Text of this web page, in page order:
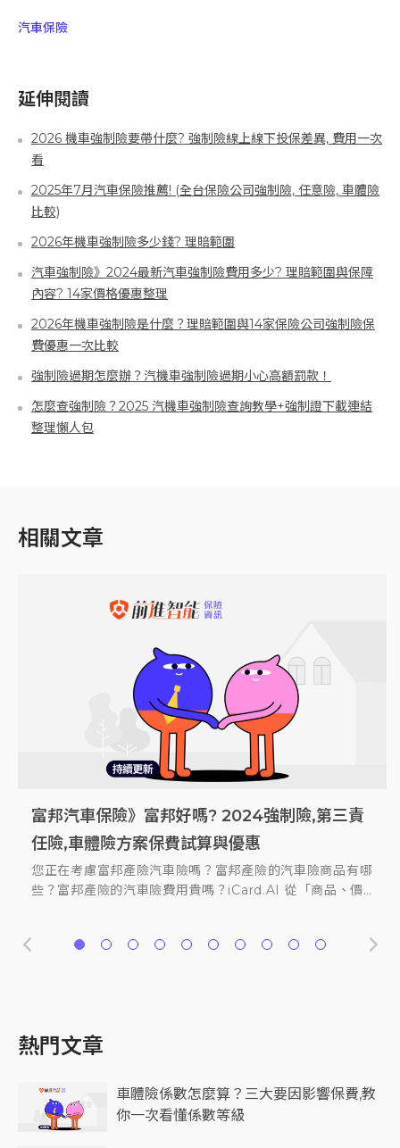
汽車保險
延伸閱讀
2026 機車強制險要帶什麼? 強制險線上線下投保差異, 費用一次
看
2025年7月汽車保險推薦! (全台保險公司強制險, 任意險, 車體險
比較)
2026年機車強制險多少錢? 理賠範圍
汽車強制險》2024最新汽車強制險費用多少? 理賠範圍與保障
內容? 14家價格優惠整理
2026年機車強制險是什麼？理賠範圍與14家保險公司強制險保
費優惠一次比較
強制險過期怎麼辦？汽機車強制險過期小心高額罰款！
怎麼查強制險？2025 汽機車強制險查詢教學+強制證下載連結
整理懶人包
相關文章
富邦汽車保險》富邦好嗎? 2024強制險,第三責
任險,車體險方案保費試算與優惠
您正在考慮富邦產險汽車險嗎？富邦產險的汽車險商品有哪
些？富邦產險的汽車險費用貴嗎？iCard.AI 從「商品、價
得，幫助消費者挑選最合適的保險商品！
富邦第三責任險》第三責任險理賠內容與保費試
算, 線上投保現省10%
富邦第三責任險理賠範圍 汽/機車第三責任險 汽/機車第三
責任險 我方駕駛(本人)傷亡 我方乘客傷亡 ○ 我方車輛受損
車體險係數怎麼算？三大要因影響保費,教你一次
看懂係數等級
車體險係數怎麼算？甲乙丙式車險以點數計算。影響車體險
係數三大要因為：車款、年齡性別，以及理賠係數。不過理
鬆算出自己的車體險理賠係數。
甲式車體險》理賠內容與保障範圍? 多少錢? 14
家甲乙丙式車體險保費試算與價格方案
什麼是甲式車體險？甲乙丙式比較 保障範圍 甲式 乙式 丙
式 車對車碰撞 (與人車禍) ● ● ● 車對物碰撞、傾覆 (自
駕駛人傷害險是什麼》通勤族必備! 汽機車駕傷
險理賠範圍與14家保險公司方案比較
買了汽車險只用來賠別人，自己反倒沒有保障？如果你有這
類煩惱，則可考慮「駕駛人傷害險」。 駕傷險又分成附加
解析兩種附加駕駛人傷害險，讓消費者更安心！
超額責任險》是什麼? 多少錢? 汽車超額險保障
範圍與全台14家保險公司保費價格
超額責任險是什麼?超額責任險（超額險）為保險的第三層
保障，當第三人責任險不夠賠時，即可啟動上層的超額責任
式、富邦超額責任險價格等熱門問題！
[Toyota車險] Toyota全車系甲乙丙式全險價格
先選車系、再選車型，最後選擇車體險種類。 甲式車體險
價格保障最完整、但價格最貴；丙式車體險只保車碰車，價
格最便宜。 車體險範圍↗ 熱門保險公司Toyota車險 保費
車都是固定的人在開？約定駕駛人有什麼好處？
別傻傻放棄優惠！
約定駕駛人是什麼？約定駕駛人附加條款就是將車體險的保
險範圍縮限到2人以下(需記載在保單名冊上)，來得到保費
賠，如果你的車只有自己開，那「約定駕駛人」可以幫你省
[汽車險] 超額責任險乙式是什麼、保費多少錢?
與甲式超額險差在哪? 共14家保險公司保費方案
整理
超額責任險乙式是什麼？超額責任險乙式與甲式的差別在
哪？超額險根據有無理賠車內乘客傷亡責任分為兩種：有乘
以及全台保險公司超額責任險保費方案比較。
車體險》甲乙丙丁式理賠內容是什麼? 2024車
體險價格與保費即時試算比較
車體險是什麼？甲乙丙式車體險差在哪、怎麼保CP值最
高？不同車型車體險多少錢？iCard.AI保險 提供全網唯
熱門文章
車體險係數怎麼算？三大要因影響保費,教
你一次看懂係數等級